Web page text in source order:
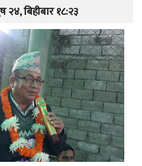
२४, बिहीबार १८:२३